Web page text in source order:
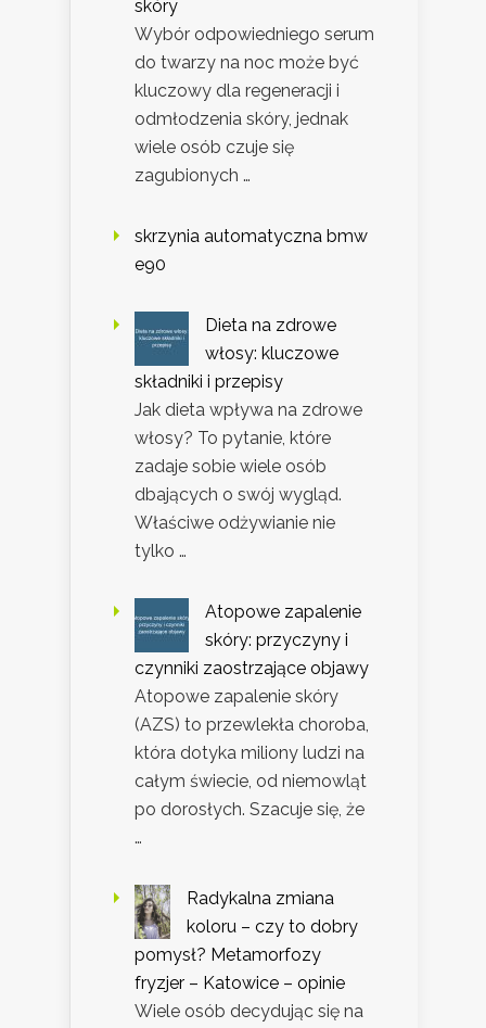
skóry
Wybór odpowiedniego serum
do twarzy na noc może być
kluczowy dla regeneracji i
odmłodzenia skóry, jednak
wiele osób czuje się
zagubionych …
skrzynia automatyczna bmw
e90
Dieta na zdrowe
włosy: kluczowe
składniki i przepisy
Jak dieta wpływa na zdrowe
włosy? To pytanie, które
zadaje sobie wiele osób
dbających o swój wygląd.
Właściwe odżywianie nie
tylko …
Atopowe zapalenie
skóry: przyczyny i
czynniki zaostrzające objawy
Atopowe zapalenie skóry
(AZS) to przewlekła choroba,
która dotyka miliony ludzi na
całym świecie, od niemowląt
po dorosłych. Szacuje się, że
…
Radykalna zmiana
koloru – czy to dobry
pomysł? Metamorfozy
fryzjer – Katowice – opinie
Wiele osób decydując się na